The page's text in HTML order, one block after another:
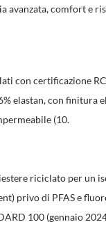
avanzata, comfort e
con certificazione
elastan, con finitura
(10.
riciclato per un
privo di PFAS e
100 (gennaio